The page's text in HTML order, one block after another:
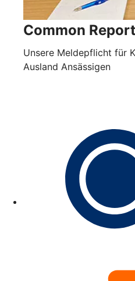
Common
Unsere Meldepflicht für
Ausland Ansässigen